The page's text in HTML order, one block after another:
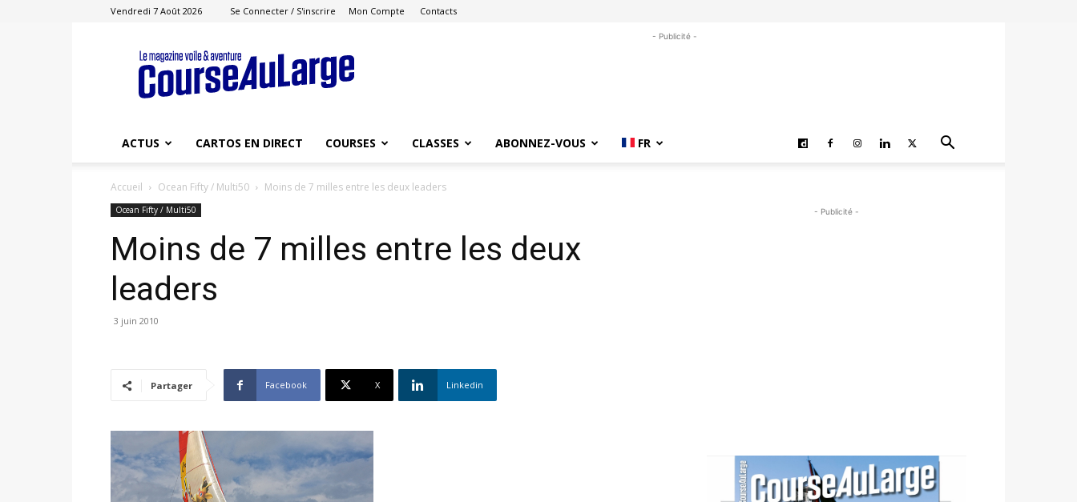
Vendredi 7 Août 2026 Se Connecter / S'inscrire Mon Compte Contacts
Course
au
Large
- Publicité -
ACTUS CARTOS EN DIRECT COURSES CLASSES ABONNEZ-VOUS FR
Accueil Ocean Fifty / Multi50 Moins de 7 milles entre les deux leaders
Ocean Fifty / Multi50
Moins de 7 milles entre les deux
leaders
3 juin 2010
Partager Facebook X Linkedin
- Publicité -